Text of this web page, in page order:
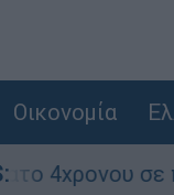
Οικονομία
σε